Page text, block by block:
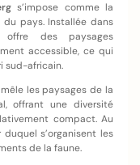
s’impose comme la
pays. Installée dans
des paysages
accessible, ce qui
sud-africain.
les paysages de la
offrant une diversité
compact. Au
s’organisent les
de la faune.